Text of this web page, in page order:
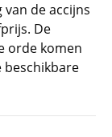
de accijns
De
orde komen
beschikbare